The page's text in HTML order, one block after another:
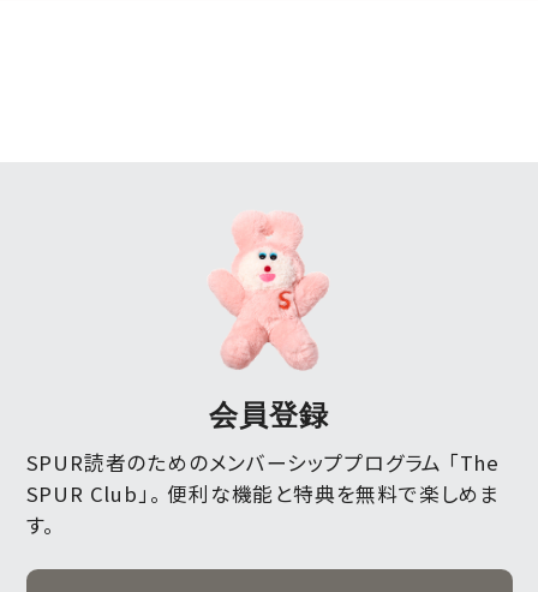
会員登録
SPUR読者のためのメンバーシッププログラム 「The
SPUR Club」。 便利な機能と特典を無料で楽しめま
す。